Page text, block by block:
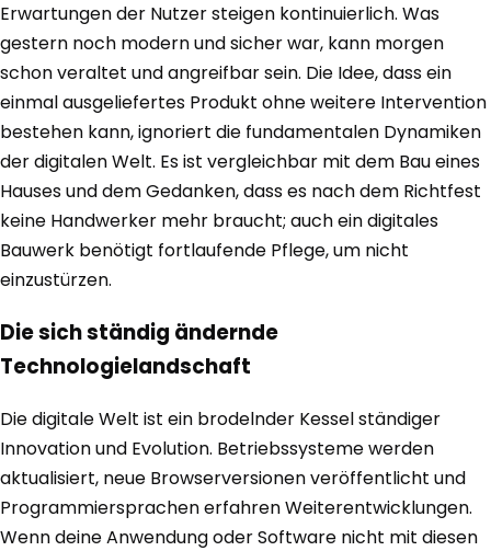
Erwartungen der Nutzer steigen kontinuierlich. Was
gestern noch modern und sicher war, kann morgen
schon veraltet und angreifbar sein. Die Idee, dass ein
einmal ausgeliefertes Produkt ohne weitere Intervention
bestehen kann, ignoriert die fundamentalen Dynamiken
der digitalen Welt. Es ist vergleichbar mit dem Bau eines
Hauses und dem Gedanken, dass es nach dem Richtfest
keine Handwerker mehr braucht; auch ein digitales
Bauwerk benötigt fortlaufende Pflege, um nicht
einzustürzen.
Die sich ständig ändernde
Technologielandschaft
Die digitale Welt ist ein brodelnder Kessel ständiger
Innovation und Evolution. Betriebssysteme werden
aktualisiert, neue Browserversionen veröffentlicht und
Programmiersprachen erfahren Weiterentwicklungen.
Wenn deine Anwendung oder Software nicht mit diesen